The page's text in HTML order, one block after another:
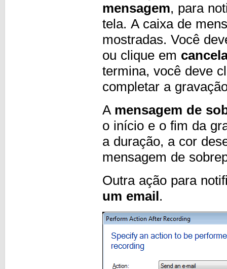
mensagem, para
tela. A caixa de
mostradas. Você
ou clique em
termina, você deve
completar a
A mensagem de
o início e o fim da
a duração, a cor
mensagem de
Outra ação para
um email .